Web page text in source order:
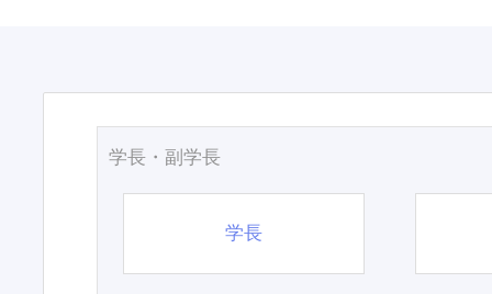
学長・副学長
学長